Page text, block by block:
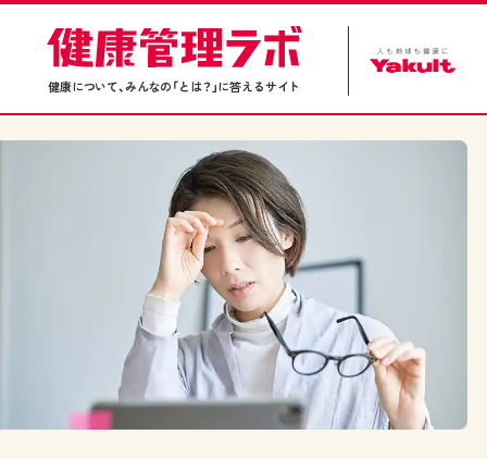
健康について、みんなの「とは？」に答えるサイト